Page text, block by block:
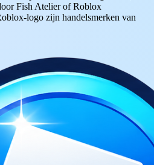
Fish Atelier of Roblox
logo zijn handelsmerken van